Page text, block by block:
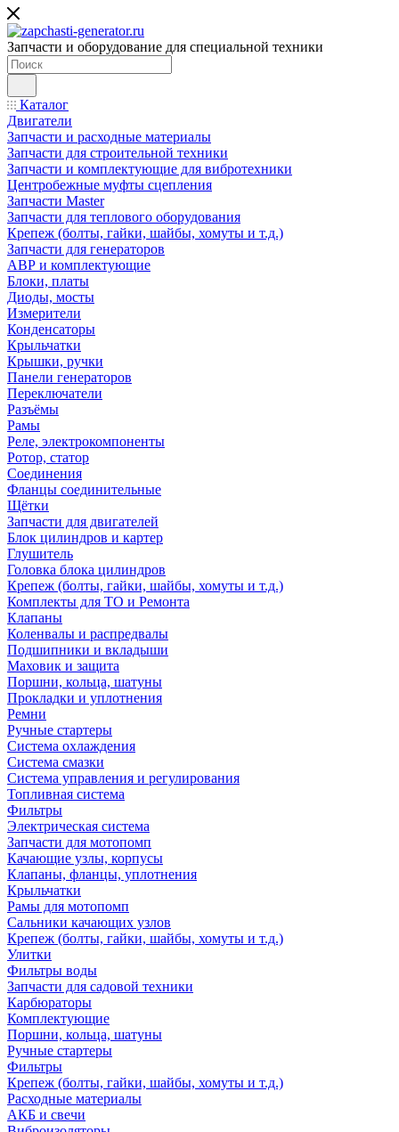
Запчасти и оборудование для специальной техники
Каталог
Двигатели
Запчасти и расходные материалы
Запчасти для строительной техники
Запчасти и комплектующие для вибротехники
Центробежные муфты сцепления
Запчасти Master
Запчасти для теплового оборудования
Крепеж (болты, гайки, шайбы, хомуты и т.д.)
Запчасти для генераторов
АВР и комплектующие
Блоки, платы
Диоды, мосты
Измерители
Конденсаторы
Крыльчатки
Крышки, ручки
Панели генераторов
Переключатели
Разъёмы
Рамы
Реле, электрокомпоненты
Ротор, статор
Соединения
Фланцы соединительные
Щётки
Запчасти для двигателей
Блок цилиндров и картер
Глушитель
Головка блока цилиндров
Крепеж (болты, гайки, шайбы, хомуты и т.д.)
Комплекты для ТО и Ремонта
Клапаны
Коленвалы и распредвалы
Подшипники и вкладыши
Маховик и защита
Поршни, кольца, шатуны
Прокладки и уплотнения
Ремни
Ручные стартеры
Система охлаждения
Система смазки
Система управления и регулирования
Топливная система
Фильтры
Электрическая система
Запчасти для мотопомп
Качающие узлы, корпусы
Клапаны, фланцы, уплотнения
Крыльчатки
Рамы для мотопомп
Сальники качающих узлов
Крепеж (болты, гайки, шайбы, хомуты и т.д.)
Улитки
Фильтры воды
Запчасти для садовой техники
Карбюраторы
Комплектующие
Поршни, кольца, шатуны
Ручные стартеры
Фильтры
Крепеж (болты, гайки, шайбы, хомуты и т.д.)
Расходные материалы
АКБ и свечи